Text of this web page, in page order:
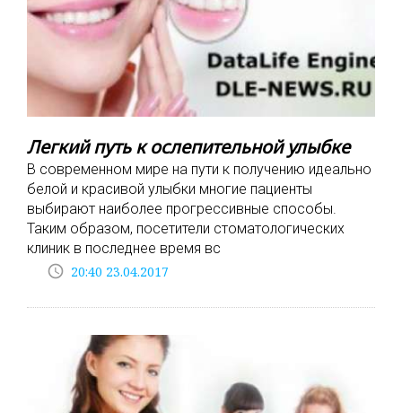
Легкий путь к ослепительной улыбке
В современном мире на пути к получению идеально
белой и красивой улыбки многие пациенты
выбирают наиболее прогрессивные способы.
Таким образом, посетители стоматологических
клиник в последнее время вс
access_time 20:40 23.04.2017